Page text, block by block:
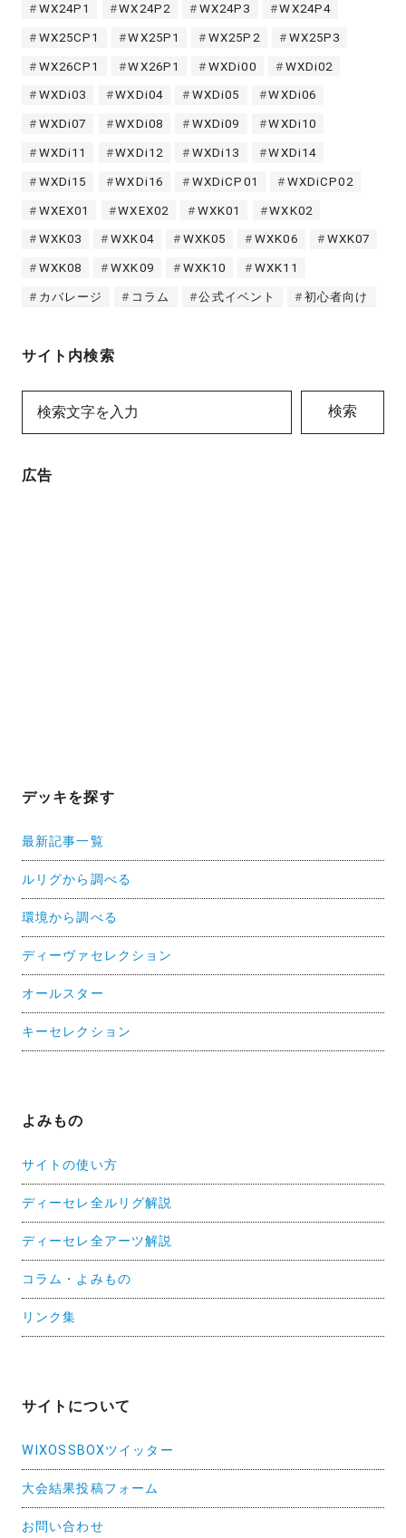
WX24P1 WX24P2 WX24P3 WX24P4
WX25CP1 WX25P1 WX25P2 WX25P3
WX26CP1 WX26P1 WXDi00 WXDi02
WXDi03 WXDi04 WXDi05 WXDi06
WXDi07 WXDi08 WXDi09 WXDi10
WXDi11 WXDi12 WXDi13 WXDi14
WXDi15 WXDi16 WXDiCP01 WXDiCP02
WXEX01 WXEX02 WXK01 WXK02
WXK03 WXK04 WXK05 WXK06 WXK07
WXK08 WXK09 WXK10 WXK11
カバレージ コラム 公式イベント 初心者向け
サイト内検索
検索
広告
デッキを探す
最新記事一覧
ルリグから調べる
環境から調べる
ディーヴァセレクション
オールスター
キーセレクション
よみもの
サイトの使い方
ディーセレ全ルリグ解説
ディーセレ全アーツ解説
コラム・よみもの
リンク集
サイトについて
WIXOSSBOXツイッター
大会結果投稿フォーム
お問い合わせ